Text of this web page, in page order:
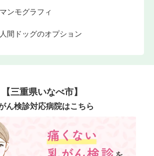
マンモグラフィ
人間ドッグのオプション
【三重県いなべ市】
ん検診対応病院はこちら